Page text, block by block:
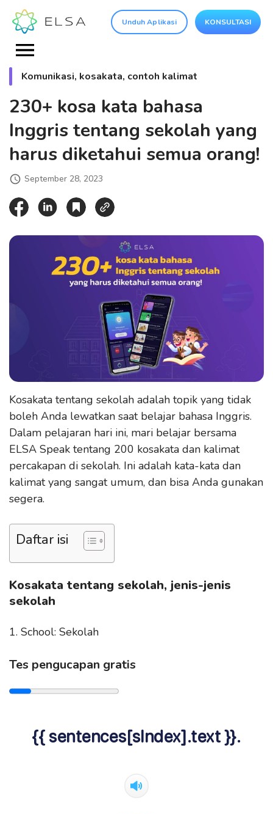
Unduh Aplikasi KONSULTASI
Komunikasi, kosakata, contoh kalimat
230+ kosa kata bahasa
Inggris tentang sekolah yang
harus diketahui semua orang!
September 28, 2023
Kosakata tentang sekolah adalah topik yang tidak
boleh Anda lewatkan saat belajar bahasa Inggris.
Dalam pelajaran hari ini, mari belajar bersama
ELSA Speak tentang 200 kosakata dan kalimat
percakapan di sekolah. Ini adalah kata-kata dan
kalimat yang sangat umum, dan bisa Anda gunakan
segera.
Daftar isi
Kosakata tentang sekolah, jenis-jenis
sekolah
1. School: Sekolah
Tes pengucapan gratis
{{ sentences[sIndex].text }}.